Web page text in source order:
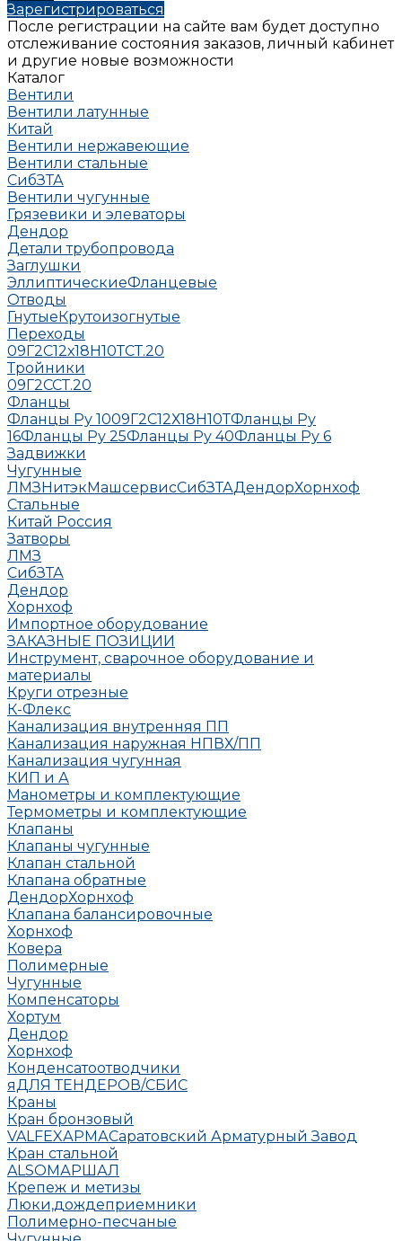
Зарегистрироваться
После регистрации на сайте вам будет доступно
отслеживание состояния заказов, личный кабинет
и другие новые возможности
Каталог
Вентили
Вентили латунные
Китай
Вентили нержавеющие
Вентили стальные
СибЗТА
Вентили чугунные
Грязевики и элеваторы
Дендор
Детали трубопровода
Заглушки
ЭллиптическиеФланцевые
Отводы
ГнутыеКрутоизогнутые
Переходы
09Г2С12х18Н10ТСТ.20
Тройники
09Г2ССТ.20
Фланцы
Фланцы Ру 1009Г2С12Х18Н10ТФланцы Ру
16Фланцы Ру 25Фланцы Ру 40Фланцы Ру 6
Задвижки
Чугунные
ЛМЗНитэкМашсервисСибЗТАДендорХорнхоф
Стальные
Китай Россия
Затворы
ЛМЗ
СибЗТА
Дендор
Хорнхоф
Импортное оборудование
ЗАКАЗНЫЕ ПОЗИЦИИ
Инструмент, сварочное оборудование и
материалы
Круги отрезные
К-Флекс
Канализация внутренняя ПП
Канализация наружная НПВХ/ПП
Канализация чугунная
КИП и А
Манометры и комплектующие
Термометры и комплектующие
Клапаны
Клапаны чугунные
Клапан стальной
Клапана обратные
ДендорХорнхоф
Клапана балансировочные
Хорнхоф
Ковера
Полимерные
Чугунные
Компенсаторы
Хортум
Дендор
Хорнхоф
Конденсатоотводчики
яДЛЯ ТЕНДЕРОВ/СБИС
Краны
Кран бронзовый
VALFEXАРМАСаратовский Арматурный Завод
Кран стальной
ALSOМАРШАЛ
Крепеж и метизы
Люки,дождеприемники
Полимерно-песчаные